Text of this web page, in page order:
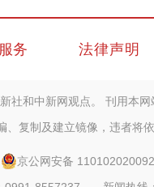
务 法律声明
社和中新网观点。 刊用本网
、复制及建立镜像，违者将
京公网安备